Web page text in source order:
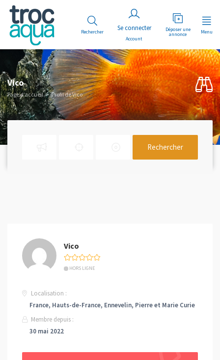
Rechercher
Account
Déposer une
annonce Menu
Vico
Page d’accueil Profil de Vico
Rechercher
Vico
HORS LIGNE
Localisation :
France, Hauts-de-France, Ennevelin, Pierre et Marie Curie
Membre depuis :
30 mai 2022